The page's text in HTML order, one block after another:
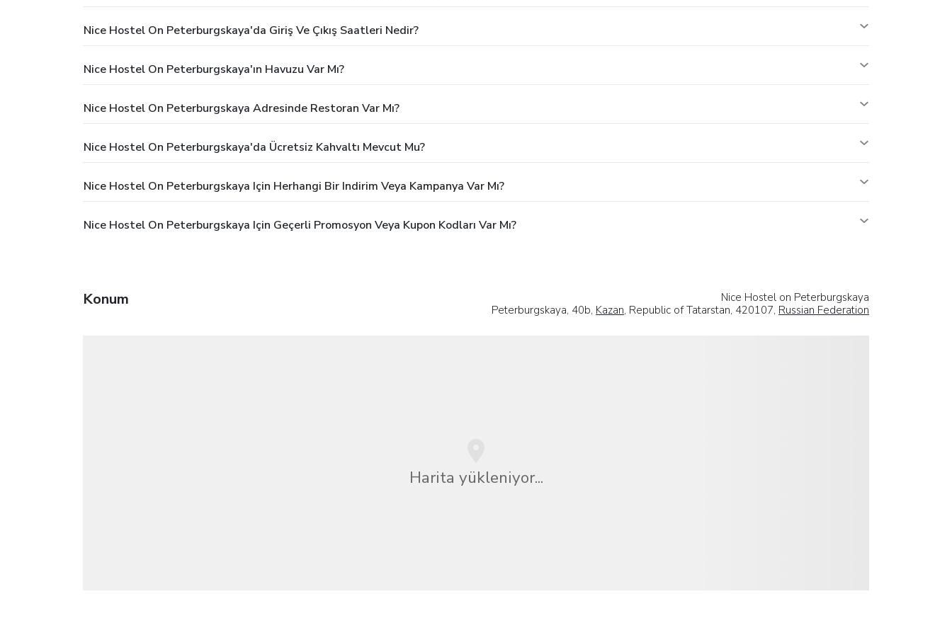
Nice Hostel On Peterburgskaya'da Giriş Ve Çıkış Saatleri Nedir?
Nice Hostel On Peterburgskaya'ın Havuzu Var Mı?
Nice Hostel On Peterburgskaya Adresinde Restoran Var Mı?
Nice Hostel On Peterburgskaya'da Ücretsiz Kahvaltı Mevcut Mu?
Nice Hostel On Peterburgskaya Için Herhangi Bir Indirim Veya Kampanya Var Mı?
Nice Hostel On Peterburgskaya Için Geçerli Promosyon Veya Kupon Kodları Var Mı?
Konum
Nice Hostel on Peterburgskaya
Peterburgskaya, 40b, Kazan, Republic of Tatarstan, 420107, Russian Federation
Harita yükleniyor...